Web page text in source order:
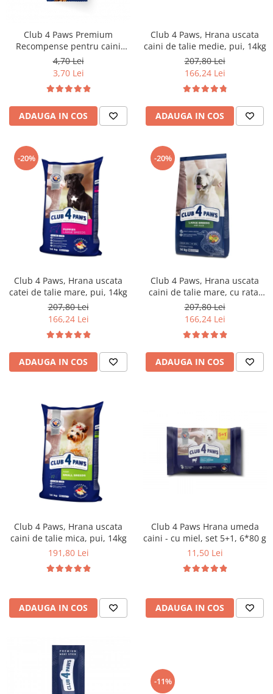
Club 4 Paws Premium
Recompense pentru caini
Dental Stick, 77g
4,70 Lei
3,70 Lei
ADAUGA IN COS
Club 4 Paws, Hrana uscata
caini de talie medie, pui, 14kg
207,80 Lei
166,24 Lei
ADAUGA IN COS
-20%
Club 4 Paws, Hrana uscata
catei de talie mare, pui, 14kg
207,80 Lei
166,24 Lei
ADAUGA IN COS
-20%
Club 4 Paws, Hrana uscata
caini de talie mare, cu rata,
14kg
207,80 Lei
166,24 Lei
ADAUGA IN COS
Club 4 Paws, Hrana uscata
caini de talie mica, pui, 14kg
191,80 Lei
ADAUGA IN COS
Club 4 Paws Hrana umeda
caini - cu miel, set 5+1, 6*80 g
11,50 Lei
ADAUGA IN COS
-11%